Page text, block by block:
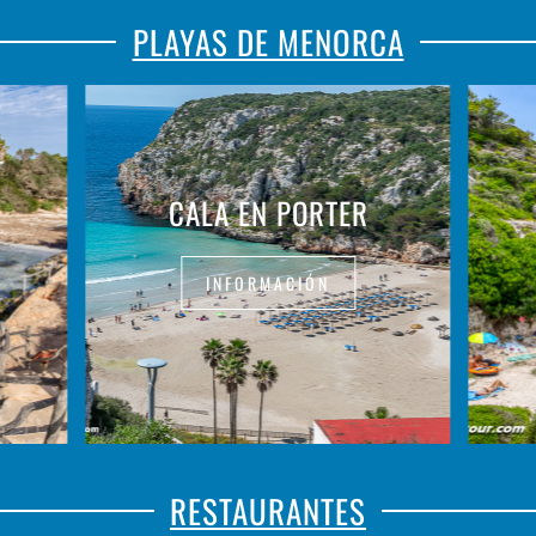
PLAYAS DE MENORCA
CALA EN PORTER
INFORMACIÓN
RESTAURANTES